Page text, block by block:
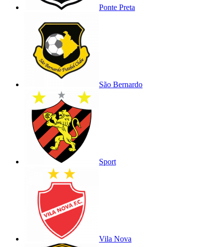
Ponte Preta
São Bernardo
Sport
Vila Nova